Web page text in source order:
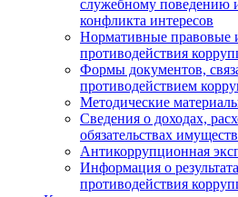
служебному поведению
конфликта интересов
Нормативные правовые
противодействия
Формы документов,
противодействием
Методические
Сведения о доходах,
обязательствах
Антикоррупционная
Информация о
противодействия